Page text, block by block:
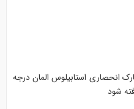
انحصاری استابیلوس المان درجه
شود